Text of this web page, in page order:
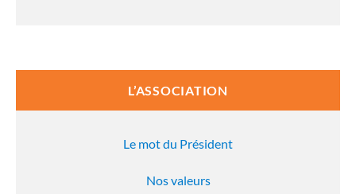
L’ASSOCIATION
Le mot du Président
Nos valeurs